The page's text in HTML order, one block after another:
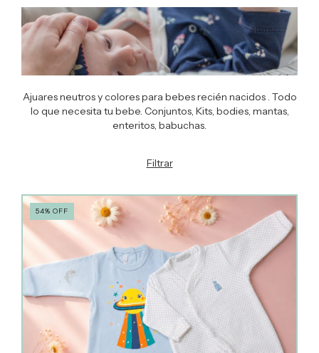
Ajuares neutros y colores para bebes recién nacidos . Todo
lo que necesita tu bebe. Conjuntos, Kits, bodies, mantas,
enteritos, babuchas.
Filtrar
54% OFF